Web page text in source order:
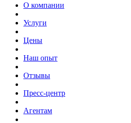
О компании
Услуги
Цены
Наш опыт
Отзывы
Пресс-центр
Агентам